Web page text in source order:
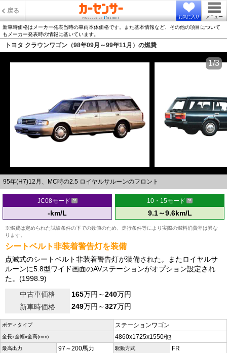
戻る
お気に入り メニュー
新車時価格はメーカー発表当時の車両本体価格です。また基本情報など、その他の項目について
もメーカー発表時の情報に基いています。
トヨタ クラウンワゴン（98年09月～99年11月）の燃費
95年(H7)12月、MC時の2.5 ロイヤルサルーンのフロント
1/3
JC08モード
-km/L
10・15モード
9.1～9.6km/L
※燃費は定められた試験条件の下での数値のため、走行条件等により実際の燃料消費率は異な
ります。
シートベルト非装着警告灯を装備
点滅式のシートベルト非装着警告灯が装備された。またロイヤルサ
ルーンに5.8型ワイド画面のAVステーションがオプション設定され
た。(1998.9)
中古車価格
165万円～240万円
新車時価格
249万円～327万円
ボディタイプ ステーションワゴン
全長x全幅x全高(mm) 4860x1725x1550/他
最高出力 97～200馬力 駆動方式 FR